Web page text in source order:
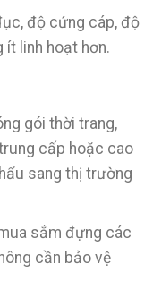
độ cứng cáp, độ
ít linh hoạt hơn.
gói thời trang,
cấp hoặc cao
sang thị trường
sắm đựng các
cần bảo vệ